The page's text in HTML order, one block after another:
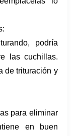
podría
las cuchillas.
de trituración y
para eliminar
en buen